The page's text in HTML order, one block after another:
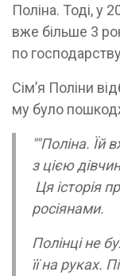
Поліна. Тоді, у
вже більше 3
по
Сімʼя Поліни
му було
""Поліна. Їй
з цією
Ця історія
росіянами.
Полінці не
її на руках.